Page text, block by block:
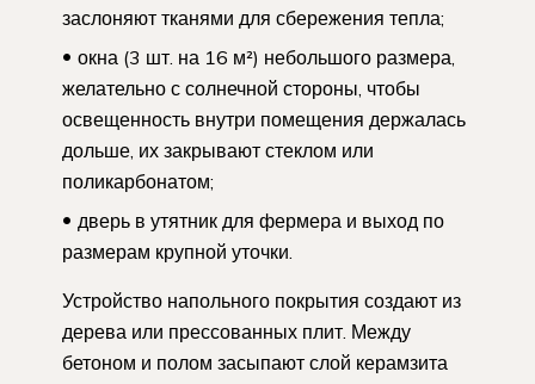
заслоняют тканями для сбережения тепла;
окна (3 шт. на 16 м²) небольшого размера,
желательно с солнечной стороны, чтобы
освещенность внутри помещения держалась
дольше, их закрывают стеклом или
поликарбонатом;
дверь в утятник для фермера и выход по
размерам крупной уточки.
Устройство напольного покрытия создают из
дерева или прессованных плит. Между
бетоном и полом засыпают слой керамзита